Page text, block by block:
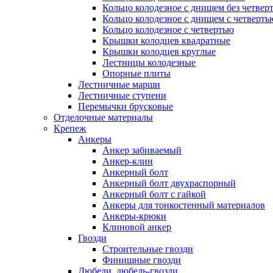
Кольцо колодезное с днищем без
Кольцо колодезное с днищем с
Кольцо колодезное с четвертью
Крышки колодцев квадратные
Крышки колодцев круглые
Лестницы колодезные
Опорные плиты
Лестничные марши
Лестничные ступени
Перемычки брусковые
Отделочные материалы
Крепеж
Анкеры
Анкер забиваемый
Анкер-клин
Анкерный болт
Анкерный болт двухраспорный
Анкерный болт с гайкой
Анкеры для тонкостенный материалов
Анкеры-крюки
Клиновой анкер
Гвозди
Строительные гвозди
Финишные гвозди
Дюбели, дюбель-гвозди